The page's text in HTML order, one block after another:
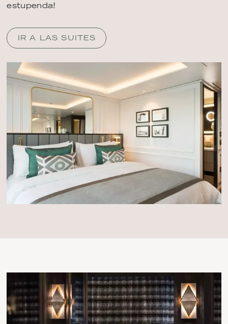
estupenda!
IR A LAS SUITES